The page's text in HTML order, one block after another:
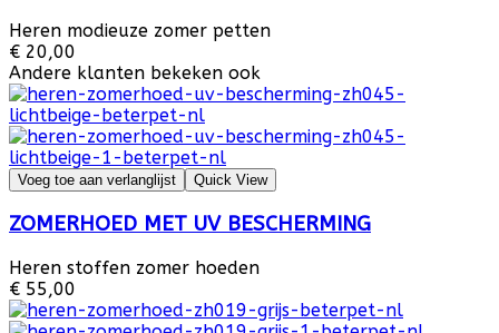
Heren modieuze zomer petten
€ 20,00
Andere klanten bekeken ook
Voeg toe aan verlanglijst Quick View
ZOMERHOED MET UV BESCHERMING
Heren stoffen zomer hoeden
€ 55,00